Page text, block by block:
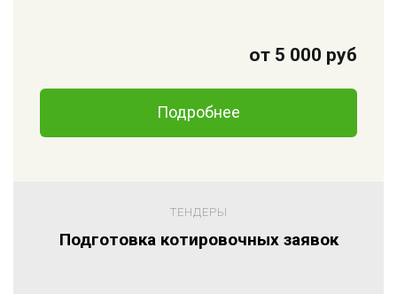
от 5 000 руб
Подробнее
ТЕНДЕРЫ
Подготовка котировочных заявок